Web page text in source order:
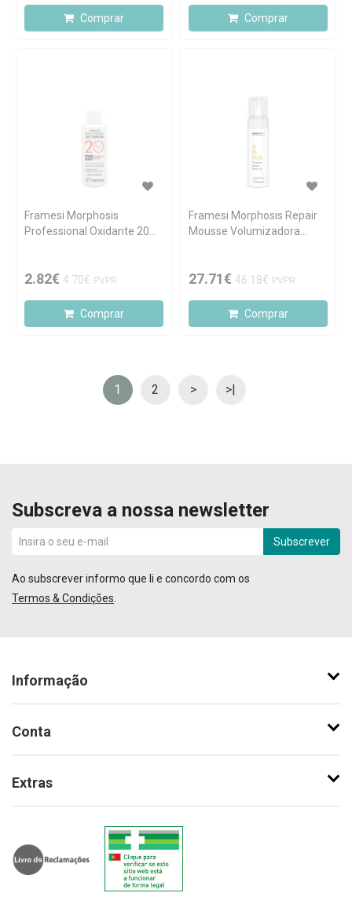
Comprar Comprar
Framesi Morphosis
Professional Oxidante 20
2.82€ 4.70€ PVPR
Comprar
Framesi Morphosis Repair
Mousse Volumizadora
27.71€ 46.18€ PVPR
Comprar
1 2 > >|
Subscreva a nossa newsletter
Subscrever
Ao subscrever informo que li e concordo com os
Termos & Condições
Informação
Conta
Extras